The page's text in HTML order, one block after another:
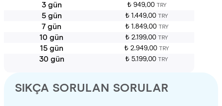
3 gün ₺ 949,00 TRY
5 gün ₺ 1.449,00 TRY
7 gün ₺ 1.849,00 TRY
10 gün ₺ 2.199,00 TRY
15 gün ₺ 2.949,00 TRY
30 gün ₺ 5.199,00 TRY
SIKÇA SORULAN SORULAR